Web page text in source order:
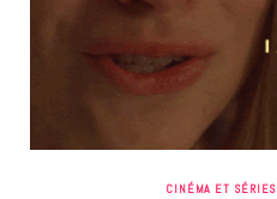
CINÉMA ET SÉRIES